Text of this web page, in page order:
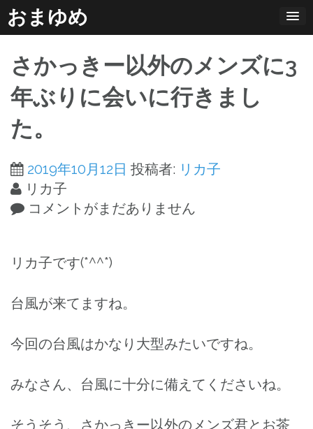
コ
ン
へ
ス
ッ
プ
おまゆめ
さかっきー以外のメンズに3
年ぶりに会いに行きまし
た。
2019年10月12日 投稿者: リカ子
リカ子
コメントがまだありません
リカ子です(*^^*)
台風が来てますね。
今回の台風はかなり大型みたいですね。
みなさん、台風に十分に備えてくださいね。
そうそう、さかっきー以外のメンズ君とお茶